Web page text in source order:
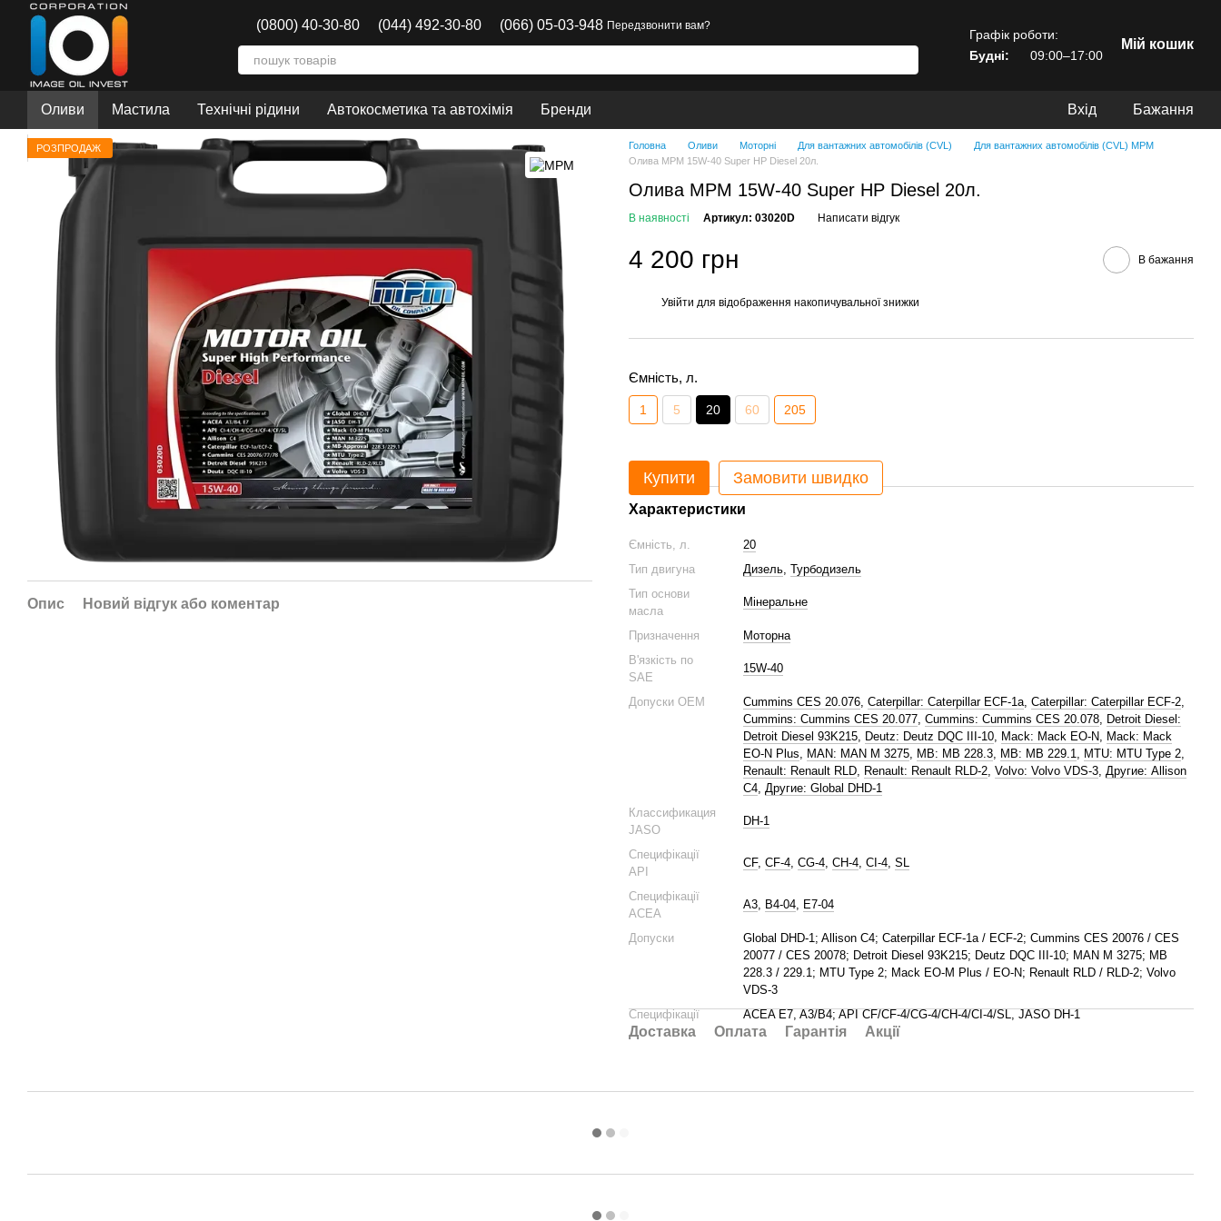
Перейти до основного контенту
(0800) 40-30-80 (044) 492-30-80 (066) 05-03-948 Передзвонити вам?
Графік роботи:
Будні:
09:00–17:00
Мій кошик
Оливи Мастила Технічні рідини Автокосметика та автохімія Бренди Вхід Бажання
РОЗПРОДАЖ
Опис Новий відгук або коментар
Головна Оливи Моторні Для вантажних автомобілів (CVL)
Для вантажних автомобілів (CVL) MPM
Олива MPM 15W-40 Super HP Diesel 20л.
Олива MPM 15W-40 Super HP Diesel 20л.
В наявності Артикул: 03020D Написати відгук
4 200 грн В бажання
Увійти для відображення накопичувальної знижки
Ємність, л.
1 5 20 60 205
Купити Замовити швидко
Характеристики
Ємність, л.
20
Тип двигуна
Дизель, Турбодизель
Тип основи
масла
Мінеральне
Призначення
Моторна
В'язкість по
SAE
15W-40
Допуски ОЕМ Cummins CES 20.076, Caterpillar: Caterpillar ECF-1a, Caterpillar: Caterpillar ECF-2,
Cummins: Cummins CES 20.077, Cummins: Cummins CES 20.078, Detroit Diesel:
Detroit Diesel 93K215, Deutz: Deutz DQC III-10, Mack: Mack EO-N, Mack: Mack
EO-N Plus, MAN: MAN M 3275, MB: MB 228.3, MB: MB 229.1, MTU: MTU Type 2,
Renault: Renault RLD, Renault: Renault RLD-2, Volvo: Volvo VDS-3, Другие: Allison
C4, Другие: Global DHD-1
Классификация
JASO
DH-1
Специфікації
API
CF, CF-4, CG-4, CH-4, CI-4, SL
Специфікації
ACEA
A3, B4-04, E7-04
Допуски
Global DHD-1; Allison C4; Caterpillar ECF-1a / ECF-2; Cummins CES 20076 / CES
20077 / CES 20078; Detroit Diesel 93K215; Deutz DQC III-10; MAN M 3275; MB
228.3 / 229.1; MTU Type 2; Mack EO-M Plus / EO-N; Renault RLD / RLD-2; Volvo
VDS-3
Специфікації
ACEA E7, A3/B4; API CF/CF-4/CG-4/CH-4/CI-4/SL, JASO DH-1
Доставка Оплата Гарантія Акції